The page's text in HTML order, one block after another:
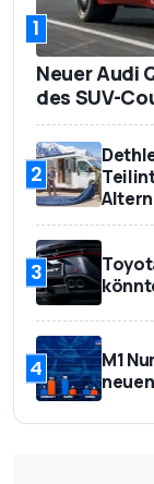
1
Neuer Audi
des SUV-
2
3
4
M1